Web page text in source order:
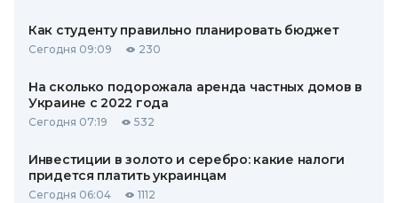
Как студенту правильно планировать бюджет
Сегодня 09:09 230
На сколько подорожала аренда частных домов в
Украине с 2022 года
Сегодня 07:19 532
Инвестиции в золото и серебро: какие налоги
придется платить украинцам
Сегодня 06:04 1112